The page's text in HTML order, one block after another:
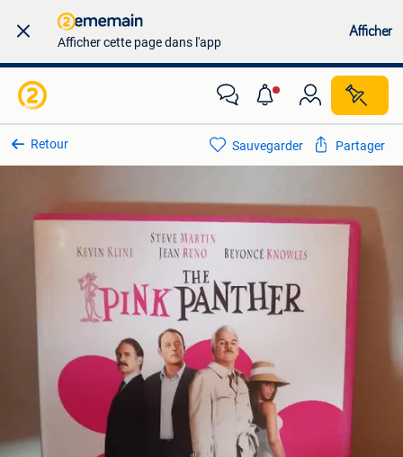
Afficher cette page dans l'app
Afficher
Retour Sauvegarder Partager